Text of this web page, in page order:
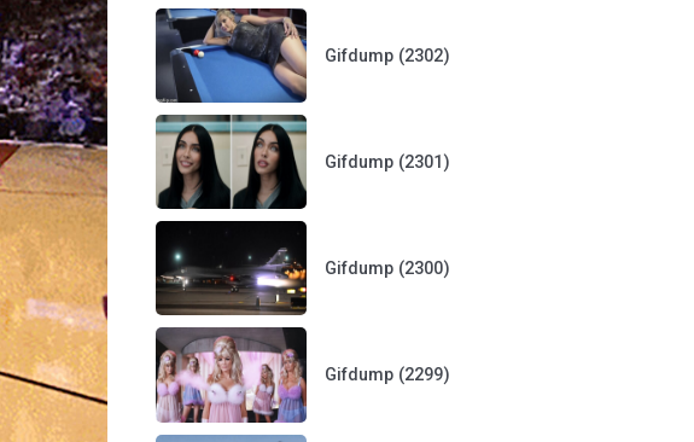
Gifdump (2302)
Gifdump (2301)
Gifdump (2300)
Gifdump (2299)